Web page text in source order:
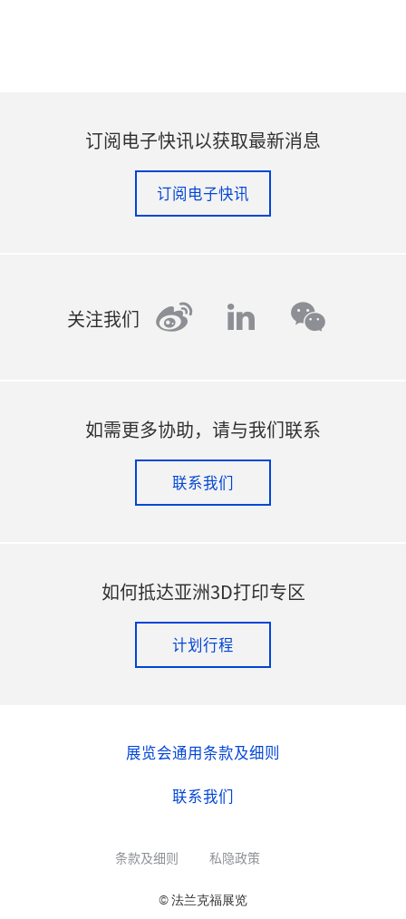
订阅电子快讯以获取最新消息
订阅电子快讯
关注我们 weibolinkedinwechat
如需更多协助，请与我们联系
联系我们
如何抵达亚洲3D打印专区
计划行程
展览会通用条款及细则
联系我们
条款及细则 私隐政策
© 法兰克福展览